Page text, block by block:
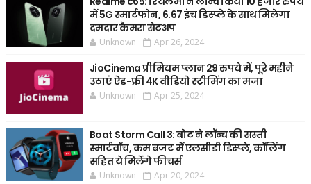
में 5G स्मार्टफोन, 6.67 इंच डिस्प्ले के साथ मिलेगा
दमदार कैमरा सेटअप
Unknown Apr 26, 2024
JioCinema प्रीमियम प्लान 29 रुपये में, पूरे महीने
उठाएं ऐड-फ्री 4K वीडियो स्ट्रीमिंग का मजा
Unknown Apr 25, 2024
Boat Storm Call 3: बोट ने लॉन्च की सस्ती
स्मार्टवॉच, कम बजट में एलसीडी डिस्प्ले, कॉलिंग
सहित ये मिलेंगे फीचर्स
Unknown Apr 20, 2024